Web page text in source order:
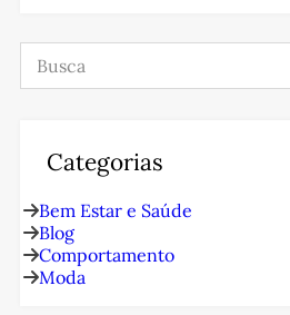
Pesquisar
Categorias
Bem Estar e Saúde
Blog
Comportamento
Moda